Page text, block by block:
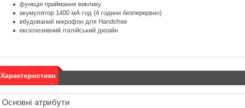
функція приймання виклику
акумулятор 1400 мА·год (4 години безперервно)
вбудований мікрофон для Handsfree
ексклюзивний італійський дизайн
Характеристики
Основні атрибути